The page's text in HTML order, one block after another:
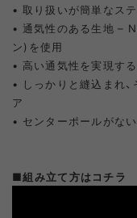
• 取り扱いが簡単なス
• 通気性のある生地 –
ン)を使用
• 高い通気性を実現す
• しっかりと縫込まれ
ア
• センターポールがな
■組み立て方はコチラ